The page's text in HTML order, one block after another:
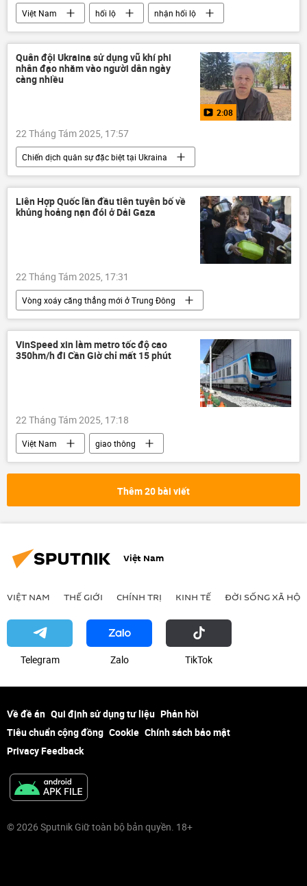
Việt Nam hối lộ
nhận hối lộ
Bộ Chính Trị VN
Đảng Cộng sản Việt Nam
Bộ Y Tế Việt Nam
Chính trị
cán bộ
Thành phố Hồ Chí Minh
Hà Nội
Quân đội Ukraina sử dụng vũ khí phi
nhân đạo nhằm vào người dân ngày
càng nhiều
2:08
22 Tháng Tám 2025, 17:57
Chiến dịch quân sự đặc biệt tại Ukraina
Cuộc khủng hoảng ở Ukraina
Ukraina
Video từ Ukraina
Nga
Quân đội Nga
Bộ Quốc phòng Nga
Liên Hợp Quốc lần đầu tiên tuyên bố về
khủng hoảng nạn đói ở Dải Gaza
22 Tháng Tám 2025, 17:31
Vòng xoáy căng thẳng mới ở Trung Đông
Thế giới
Trung Đông
Gaza
Israel
Liên Hợp Quốc
Chính trị
VinSpeed xin làm metro tốc độ cao
350hm/h đi Cần Giờ chỉ mất 15 phút
22 Tháng Tám 2025, 17:18
Việt Nam
giao thông
Thành phố Hồ Chí Minh
metro
doanh nghiệp
Thêm 20 bài viết
Việt Nam
VIỆT NAM THẾ GIỚI CHÍNH TRỊ KINH TẾ ĐỜI SỐNG XÃ HỘI
Telegram Zalo ТikТоk
Về đề án Qui định sử dụng tư liệu Phản hồi
Tiêu chuẩn cộng đồng Cookie Chính sách bảo mật
Privacy Feedback
© 2026 Sputnik Giữ toàn bộ bản quyền. 18+